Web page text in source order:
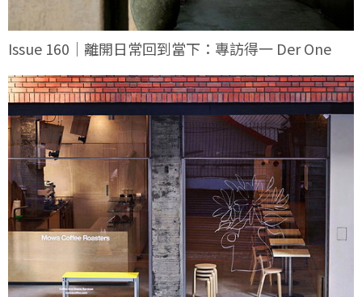
Issue 160｜離開日常回到當下：專訪得一 Der One